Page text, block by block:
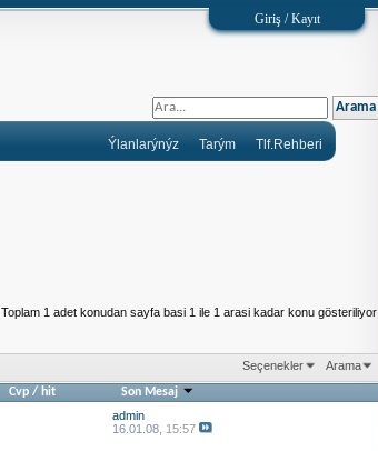
Giriş / Kayıt
Tlf.Rehberi
Tarým
Ýlanlarýnýz
Toplam 1 adet konudan sayfa basi 1 ile 1 arasi kadar konu gösteriliyor
Seçenekler Arama
Cvp / hit Son Mesaj
admin
16.01.08, 15:57